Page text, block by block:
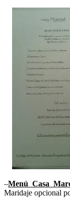
–Menú Casa
Maridaje opcional